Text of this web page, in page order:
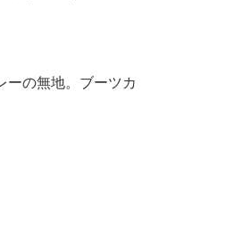
の無地。ブーツカ